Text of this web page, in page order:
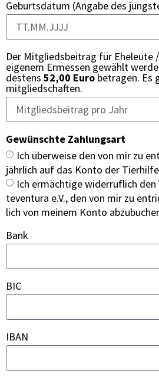
Geburts­da­tum (Anga­be des
Der Mit­glieds­bei­trag für Ehe­leu­te
eige­nem Ermes­sen gewählt
des­tens 52,00 Eurobetra­gen. Es
mit­glied­schaf­ten.
Gewünsch­te Zah­lungs­art
Ich über­wei­se den von mir zu
jähr­lich auf das Kon­to der
Ich ermäch­ti­ge wider­ruf­lich
te­ven­tura e.V., den von mir zu
lich von mei­nem Kon­to
Bank
BIC
IBAN